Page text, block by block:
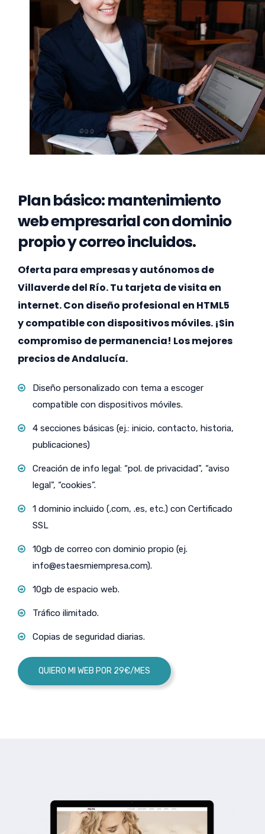
Plan básico: mantenimiento
web empresarial con dominio
propio y correo incluidos.
Oferta para empresas y autónomos de
Villaverde del Río. Tu tarjeta de visita en
internet. Con diseño profesional en HTML5
y compatible con dispositivos móviles. ¡Sin
compromiso de permanencia! Los mejores
precios de Andalucía.
Diseño personalizado con tema a escoger
compatible con dispositivos móviles.
4 secciones básicas (ej.: inicio, contacto, historia,
publicaciones)
Creación de info legal: “pol. de privacidad”, “aviso
legal”, “cookies”.
1 dominio incluido (.com, .es, etc.) con Certificado
SSL
10gb de correo con dominio propio (ej.
info@estaesmiempresa.com).
10gb de espacio web.
Tráfico ilimitado.
Copias de seguridad diarias.
QUIERO MI WEB POR 29€/MES